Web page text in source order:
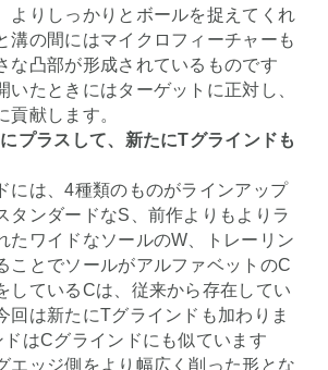
よりしっかりとボールを捉えてくれ
溝の間にはマイクロフィーチャーも
な凸部が形成されているものです
いたときにはターゲットに正対し、
貢献します。
プラスして、新たにTグラインドも
には、4種類のものがラインアップ
タンダードなS、前作よりもよりラ
たワイドなソールのW、トレーリン
ことでソールがアルファベットのC
しているCは、従来から存在してい
回は新たにTグラインドも加わりま
ドはCグラインドにも似ています
エッジ側をより幅広く削った形とな